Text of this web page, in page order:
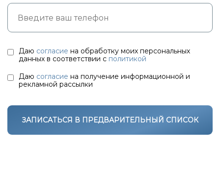
Даю согласие на обработку моих персональных
данных в соответствии с политикой
Даю согласие на получение информационной и
рекламной рассылки
ЗАПИСАТЬСЯ В ПРЕДВАРИТЕЛЬНЫЙ СПИСОК